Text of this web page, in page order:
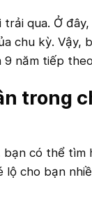
qua. Ở
chu kỳ. Vậy,
năm tiếp
trong
có thể
lộ cho bạn